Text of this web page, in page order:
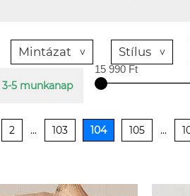
Mintázat Stílus
3-5 munkanap
15 990 Ft
2 ... 103 104 105 ...